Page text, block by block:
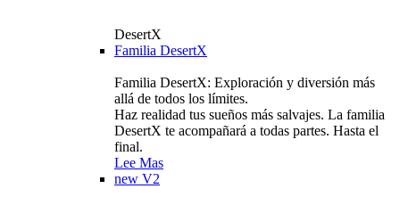
DesertX
Familia DesertX
Familia DesertX: Exploración y diversión más
allá de todos los límites.
Haz realidad tus sueños más salvajes. La familia
DesertX te acompañará a todas partes. Hasta el
final.
Lee Mas
new V2